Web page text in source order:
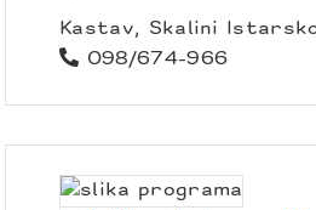
Kastav, Skalini
098/674-966